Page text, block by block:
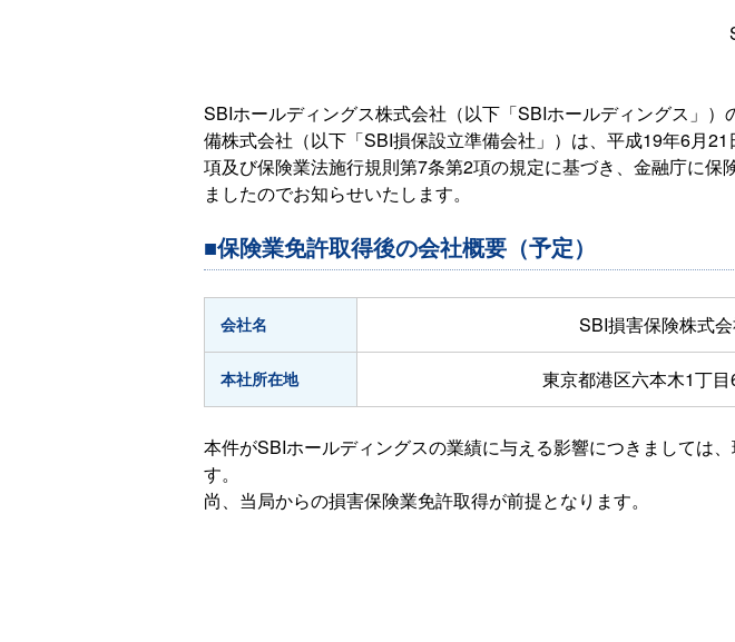
SBIホールディングス株式会社（以下「SBIホールディングス」
備株式会社（以下「SBI損保設立準備会社」）は、平成19年6月
項及び保険業法施行規則第7条第2項の規定に基づき、金融庁に保
ましたのでお知らせいたします。
■保険業免許取得後の会社概要（予定）
会社名 SBI損害保険株式
本社所在地 東京都港区六本木1丁
本件がSBIホールディングスの業績に与える影響につきましては
す。
尚、当局からの損害保険業免許取得が前提となります。